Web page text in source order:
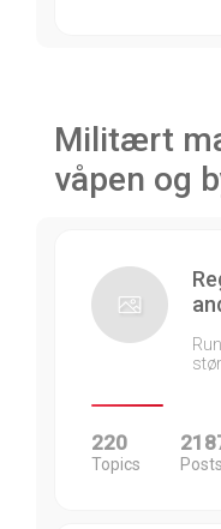
Militært
våpen og
220
Topics Posts